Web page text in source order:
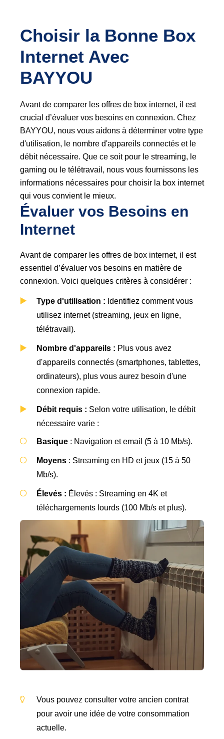
Choisir la Bonne Box
Internet Avec
BAYYOU
Avant de comparer les offres de box internet, il est
crucial d’évaluer vos besoins en connexion. Chez
BAYYOU, nous vous aidons à déterminer votre type
d'utilisation, le nombre d'appareils connectés et le
débit nécessaire. Que ce soit pour le streaming, le
gaming ou le télétravail, nous vous fournissons les
informations nécessaires pour choisir la box internet
qui vous convient le mieux.
Évaluer vos Besoins en
Internet
Avant de comparer les offres de box internet, il est
essentiel d’évaluer vos besoins en matière de
connexion. Voici quelques critères à considérer :
Type d'utilisation : Identifiez comment vous
utilisez internet (streaming, jeux en ligne,
télétravail).
Nombre d'appareils : Plus vous avez
d'appareils connectés (smartphones, tablettes,
ordinateurs), plus vous aurez besoin d'une
connexion rapide.
Débit requis : Selon votre utilisation, le débit
nécessaire varie :
Basique: Navigation et email (5 à 10 Mb/s).
Moyens: Streaming en HD et jeux (15 à 50
Mb/s).
Élevés : Élevés : Streaming en 4K et
téléchargements lourds (100 Mb/s et plus).
Vous pouvez consulter votre ancien contrat
pour avoir une idée de votre consommation
actuelle.